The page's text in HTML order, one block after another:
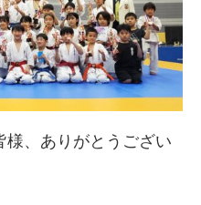
様、ありがとうござい